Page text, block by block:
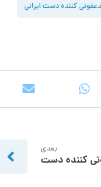
کننده دست ایرانی
بعدی
کننده دست